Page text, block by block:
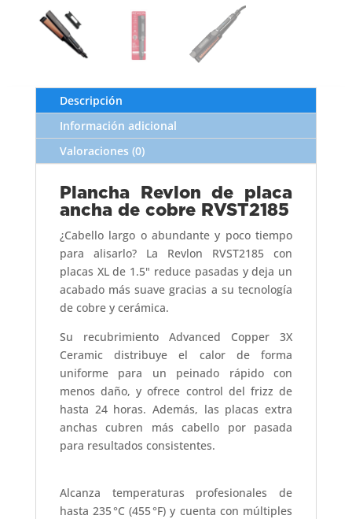
Descripción
Información adicional
Valoraciones (0)
Plancha Revlon de placa
ancha de cobre RVST2185
¿Cabello largo o abundante y poco tiempo
para alisarlo? La Revlon RVST2185 con
placas XL de 1.5" reduce pasadas y deja un
acabado más suave gracias a su tecnología
de cobre y cerámica.
Su recubrimiento Advanced Copper 3X
Ceramic distribuye el calor de forma
uniforme para un peinado rápido con
menos daño, y ofrece control del frizz de
hasta 24 horas. Además, las placas extra
anchas cubren más cabello por pasada
para resultados consistentes.
Alcanza temperaturas profesionales de
hasta 235 °C (455 °F) y cuenta con múltiples